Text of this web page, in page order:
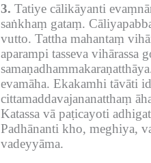
3. Tatiye cālikāyanti
saṅkhaṃ gataṃ.
vutto. Tattha mahantaṃ
aparampi tasseva vihārassa
evamāha. Ekakamhi tāvāti
cittamaddavajananatthaṃ
Katassa vā paṭicayoti
Padhānanti kho, meghiya,
vadeyyāma.